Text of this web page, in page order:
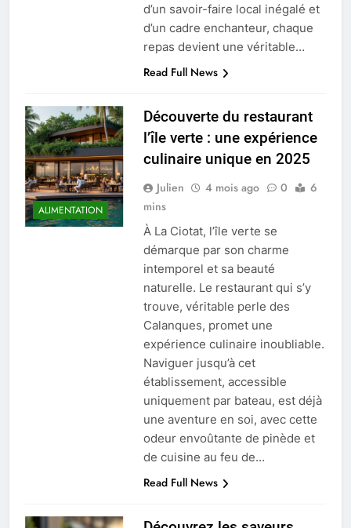
d’un savoir-faire local inégalé et
d’un cadre enchanteur, chaque
repas devient une véritable…
Read Full News
ALIMENTATION
Découverte du restaurant
l’île verte : une expérience
culinaire unique en 2025
Julien 4 mois ago 0
6
mins
À La Ciotat, l’île verte se
démarque par son charme
intemporel et sa beauté
naturelle. Le restaurant qui s’y
trouve, véritable perle des
Calanques, promet une
expérience culinaire inoubliable.
Naviguer jusqu’à cet
établissement, accessible
uniquement par bateau, est déjà
une aventure en soi, avec cette
odeur envoûtante de pinède et
de cuisine au feu de…
Read Full News